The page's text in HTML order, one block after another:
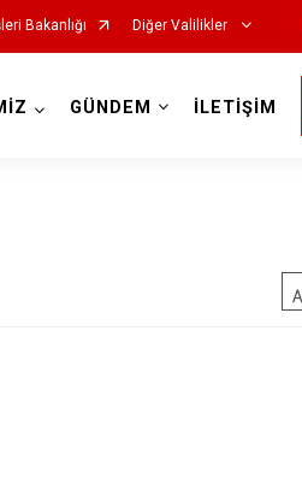
Bakanlığı Diğer Valilikler
GÜNDEM İLETİŞİM